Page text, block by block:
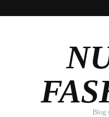
Blog